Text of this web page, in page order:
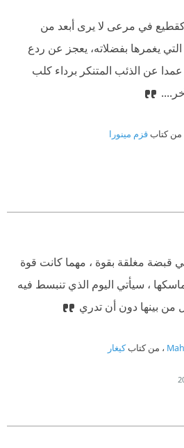
في مرعى لا يرى أبعد من
يغمرها بفضلاته، يعجز عن ردع
عن الذئب المتنكر برداء كلب
من كتابقزم مينورا
قبضة مغلقة بقوة ، مهما كانت قوة
، سيأتي اليوم الذي تنبسط فيه
من بينها دون أن تدري
، من كتابكيغار